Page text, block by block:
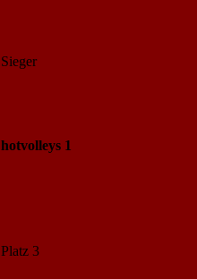
Sieger
hotvolleys 1
Platz 3